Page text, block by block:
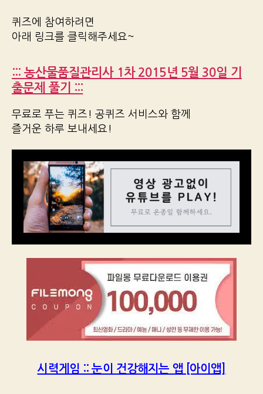
퀴즈에 참여하려면
아래 링크를 클릭해주세요~
::: 농산물품질관리사 1차 2015년 5월 30일 기
출문제 풀기 :::
무료로 푸는 퀴즈! 공퀴즈 서비스와 함께
즐거운 하루 보내세요!
시력게임 :: 눈이 건강해지는 앱 [아이앱]